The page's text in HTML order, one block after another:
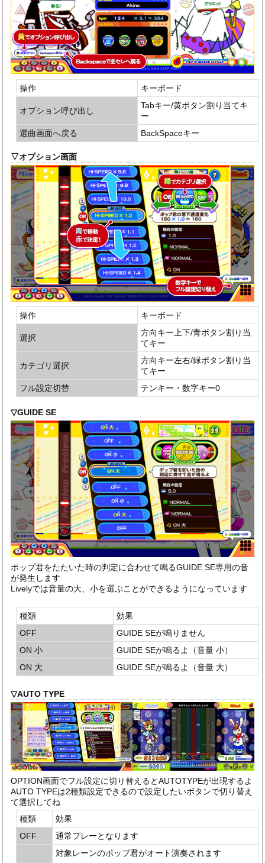
操作 キーボード
オプション呼び出し
Tabキー/黄ボタン割り当てキ
ー
選曲画面へ戻る
BackSpaceキー
▽オプション画面
操作 キーボード
選択
方向キー上下/青ボタン割り当
てキー
カテゴリ選択
方向キー左右/緑ボタン割り当
てキー
フル設定切替
テンキー・数字キー0
▽GUIDE SE
ポップ君をたたいた時の判定に合わせて鳴るGUIDE SE専用の音
が発生します
Livelyでは音量の大、小を選ぶことができるようになっています
種類
効果
OFF
GUIDE SEが鳴りません
ON 小
GUIDE SEが鳴るよ（音量 小）
ON 大
GUIDE SEが鳴るよ（音量 大）
▽AUTO TYPE
OPTION画面でフル設定に切り替えるとAUTOTYPEが出現するよ
AUTO TYPEは2種類設定できるので設定したいボタンで切り替え
て選択してね
種類
効果
OFF
通常プレーとなります
対象レーンのポップ君がオート演奏されます